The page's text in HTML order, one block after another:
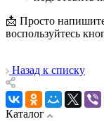
📩 Просто
воспользуйтесь
Назад к списку
Каталог